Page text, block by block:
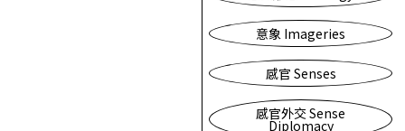
意象 Imageries
感官 Senses
感官外交 Sense
Diplomacy